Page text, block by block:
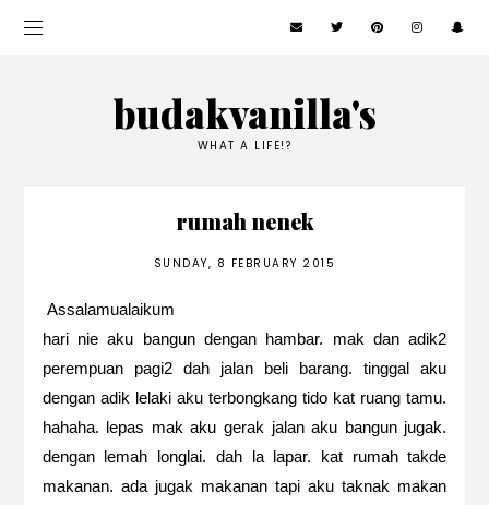
budakvanilla's
WHAT A LIFE!?
rumah nenek
SUNDAY, 8 FEBRUARY 2015
Assalamualaikum
hari nie aku bangun dengan hambar. mak dan adik2
perempuan pagi2 dah jalan beli barang. tinggal aku
dengan adik lelaki aku terbongkang tido kat ruang tamu.
hahaha. lepas mak aku gerak jalan aku bangun jugak.
dengan lemah longlai. dah la lapar. kat rumah takde
makanan. ada jugak makanan tapi aku taknak makan